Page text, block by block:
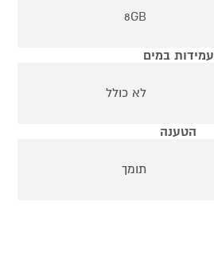
8GB
עמידות במים
לא כולל
הטענה
תומך